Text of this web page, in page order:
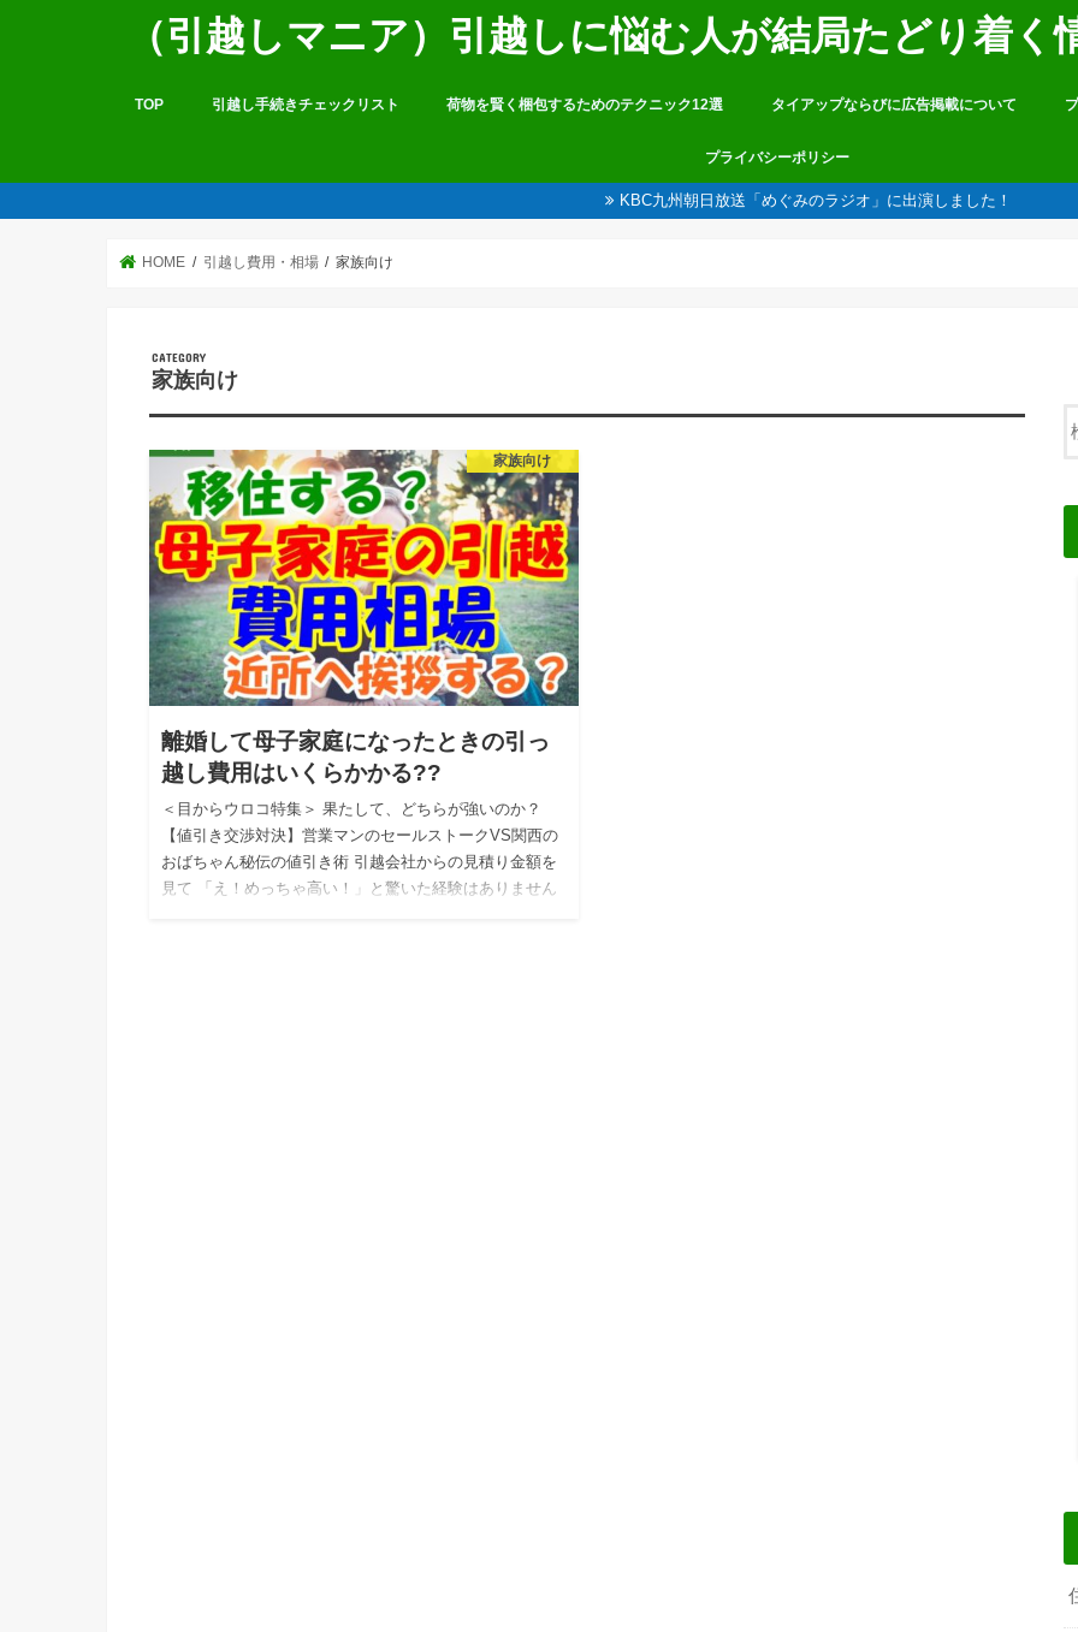
（引越しマニア）引越しに悩む人が結局たどり着く
TOP 引越し手続きチェックリスト 荷物を賢く梱包するためのテクニック12選 タイアップならびに広告掲載について
プライバシーポリシー
KBC九州朝日放送「めぐみのラジオ」に出演しました！
HOME 引越し費用・相場 家族向け
家族向け
家族向け
離婚して母子家庭になったときの引っ
越し費用はいくらかかる??
＜目からウロコ特集＞ 果たして、どちらが強いのか？
【値引き交渉対決】営業マンのセールストークVS関西の
おばちゃん秘伝の値引き術 引越会社からの見積り金額を
見て 「え！めっちゃ高い！」と驚いた経験はありません